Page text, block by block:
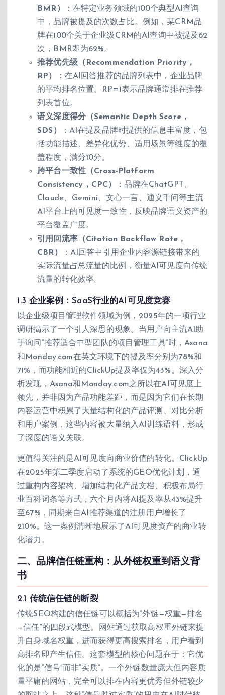
BMR）
：在特定业务领域的100个典型AI查询
中，品牌被提及的次数占比。例如，某CRM品
牌在100个关于企业级CRM的AI查询中被提及62
次，BMR即为62%。
推荐优先级（Recommendation Priority，
RP）
：在AI回答推荐的品牌列表中，企业品牌
的平均排名位置。RP=1表示品牌通常排在推荐
列表首位。
语义深度得分（Semantic Depth Score，
SDS）
：AI在提及品牌时提供的信息丰富度，包
括功能描述、差异化优势、适用场景等维度的覆
盖程度，满分10分。
跨平台一致性（Cross-Platform
Consistency，CPC）
：品牌在ChatGPT、
Claude、Gemini、文心一言、通义千问等主流
AI平台上的可见度一致性，反映品牌语义资产的
平台覆盖广度。
引用回流率（Citation Backflow Rate，
CBR）
：AI回答中引用企业内容源链接带来的
实际流量占总流量的比例，衡量AI可见度向传统
流量的转化效率。
1.3 企业案例：SaaS行业的AI可见度竞赛
以企业级项目管理软件领域为例，2025年的一项行业
调研揭示了一个引人深思的现象。当用户向主流AI助
手询问“推荐适合中型团队的项目管理工具”时，Asana
和Monday.com在英文环境下的提及率分别为78%和
71%，而功能相近的ClickUp提及率仅为43%。深入分
析发现，Asana和Monday.com之所以在AI可见度上
领先，并非因为产品功能差距，而是因为它们在长期
内容运营中积累了大量结构化的产品评测、对比分析
和用户案例，这些内容被大量纳入AI训练语料，形成
了深度的语义关联。
更值得关注的是AI可见度向商业价值的转化。ClickUp
在2025年第二季度启动了系统的GEO优化计划，通
过重构内容架构、增加结构化产品文档、积极布局行
业百科词条等方式，六个月内将AI提及率从43%提升
至67%，同期来自AI推荐渠道的注册用户增长了
210%。这一案例清晰地展示了AI可见度资产的商业转
化潜力。
二、品牌信任链重构：从外链权重到语义背
书
2.1 传统信任链的断裂
传统SEO构建的信任链可以概括为“外链—权重—排名
—信任”的四段式模型。网站通过获取高权重外链来提
升自身域名权重，进而获得更高搜索排名，用户看到
高排名即产生信任。这套模型的核心问题在于：它优
化的是“信号”而非“实质”。一个外链数量庞大但内容质
量平庸的网站，完全可以排在内容更优秀但外链较少